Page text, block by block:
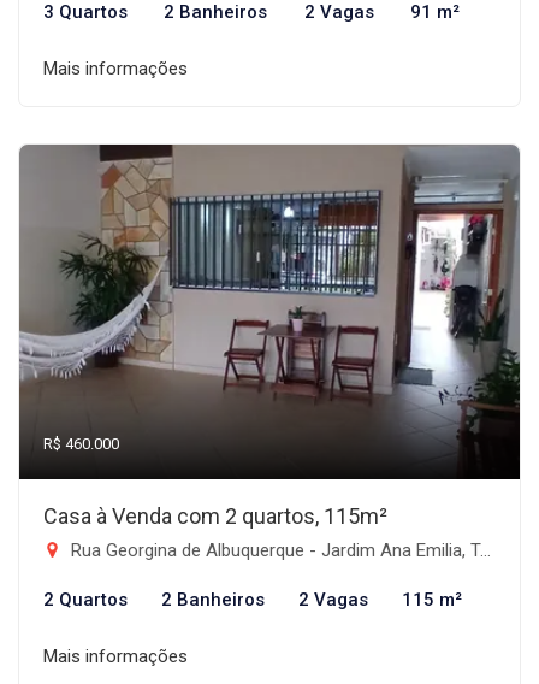
3 Quartos 2 Banheiros 2 Vagas 91 m²
Mais informações
R$ 460.000
Casa à Venda com 2 quartos, 115m²
Rua Georgina de Albuquerque - Jardim Ana Emilia, Taubaté-SP
2 Quartos 2 Banheiros 2 Vagas 115 m²
Mais informações